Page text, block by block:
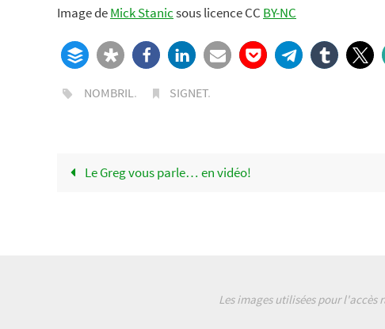
Image deMick Stanicsous licence CC BY-NC
NOMBRIL. SIGNET.
Le Greg vous parle… en vidéo!
Les images utilisées pour l'accès